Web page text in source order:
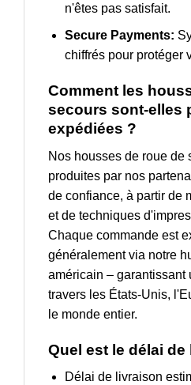
n'êtes pas satisfait.
Secure Payments:
chiffrés pour protéger
Comment les
secours sont-elles
expédiées ?
Nos housses de roue de
produites par nos
de confiance, à partir de
et de techniques
Chaque commande est
généralement via notre
américain – garantissant
travers les États-Unis,
le monde entier.
Quel est le délai
Délai de livraison